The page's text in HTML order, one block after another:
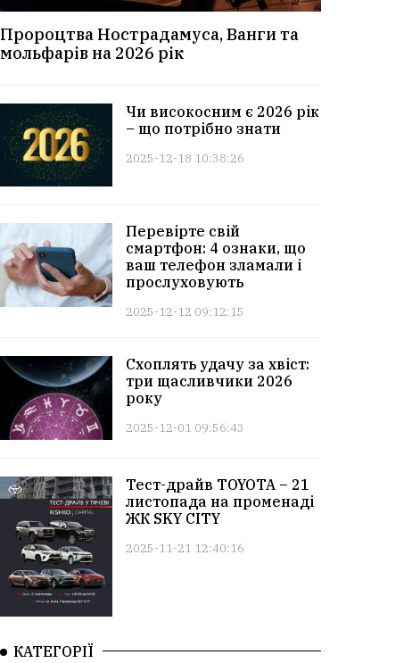
Пророцтва Нострадамуса, Ванги та
мольфарів на 2026 рік
Чи високосним є 2026 рік
– що потрібно знати
2025-12-18 10:38:26
Перевірте свій
смартфон: 4 ознаки, що
ваш телефон зламали і
прослуховують
2025-12-12 09:12:15
Схоплять удачу за хвіст:
три щасливчики 2026
року
2025-12-01 09:56:43
Тест-драйв TOYOTA – 21
листопада на променаді
ЖК SKY CITY
2025-11-21 12:40:16
КАТЕГОРІЇ